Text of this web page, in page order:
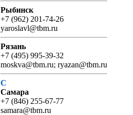
Рыбинск
+7 (962) 201-74-26
yaroslavl@tbm.ru
Рязань
+7 (495) 995-39-32
moskva@tbm.ru; ryazan@tbm.ru
С
Самара
+7 (846) 255-67-77
samara@tbm.ru